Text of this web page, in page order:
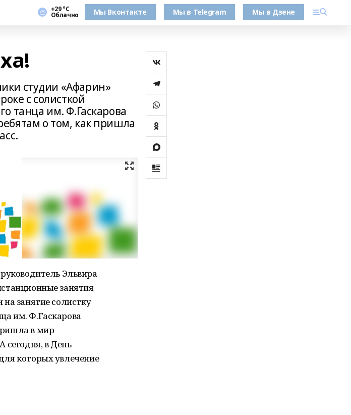
+29 °С
Облачно Мы Вконтакте Мы в Telegram Мы в Дзене
студии «Афарин»
с солисткой
танца им. Ф.Гаскарова
о том, как пришла
Эльвира
занятия
занятие солистку
им. Ф.Гаскарова
в мир
сегодня, в День
которых увлечение